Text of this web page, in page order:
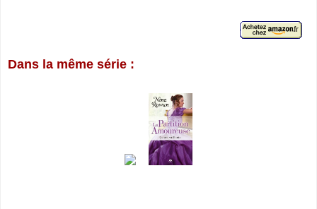
Dans la même série :